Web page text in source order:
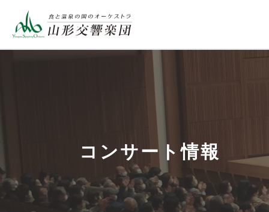
コンサート情報